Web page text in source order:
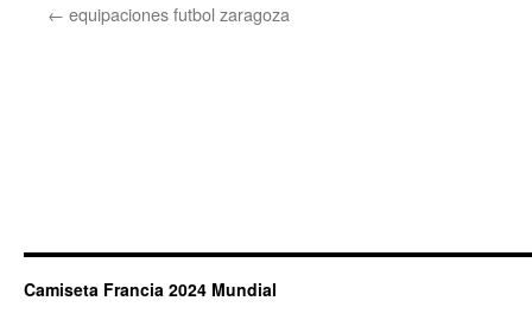
← equipaciones futbol zaragoza
Camiseta Francia 2024 Mundial